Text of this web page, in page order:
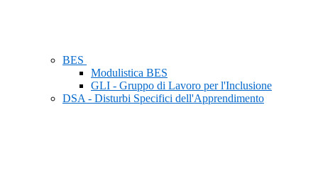
BES
Modulistica BES
GLI - Gruppo di Lavoro per l'Inclusione
DSA - Disturbi Specifici dell'Apprendimento